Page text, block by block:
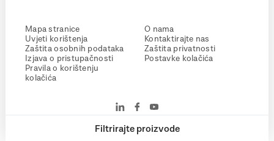
Filtrirajte proizvode
Mapa stranice
Uvjeti korištenja
Zaštita osobnih podataka
Izjava o pristupačnosti
Pravila o korištenju
kolačića
O nama
Kontaktirajte nas
Zaštita privatnosti
Postavke kolačića